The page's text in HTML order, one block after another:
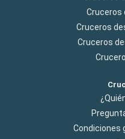
Cruceros
Cruceros
Cruceros
Condiciones